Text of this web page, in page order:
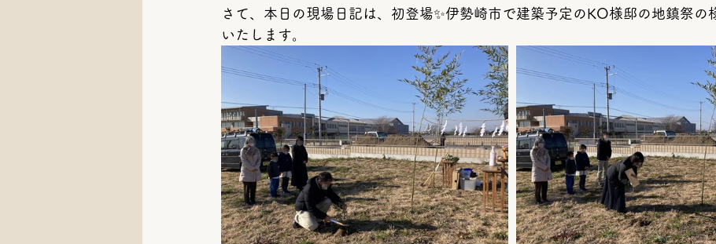
さて、本日の現場日記は、初登場✨伊勢崎市で建築予定のKO様邸の地鎮祭の
いたします。